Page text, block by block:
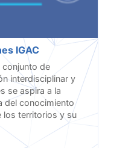
IGAC
conjunto de
interdisciplinar y
se aspira a la
del conocimiento
los territorios y su